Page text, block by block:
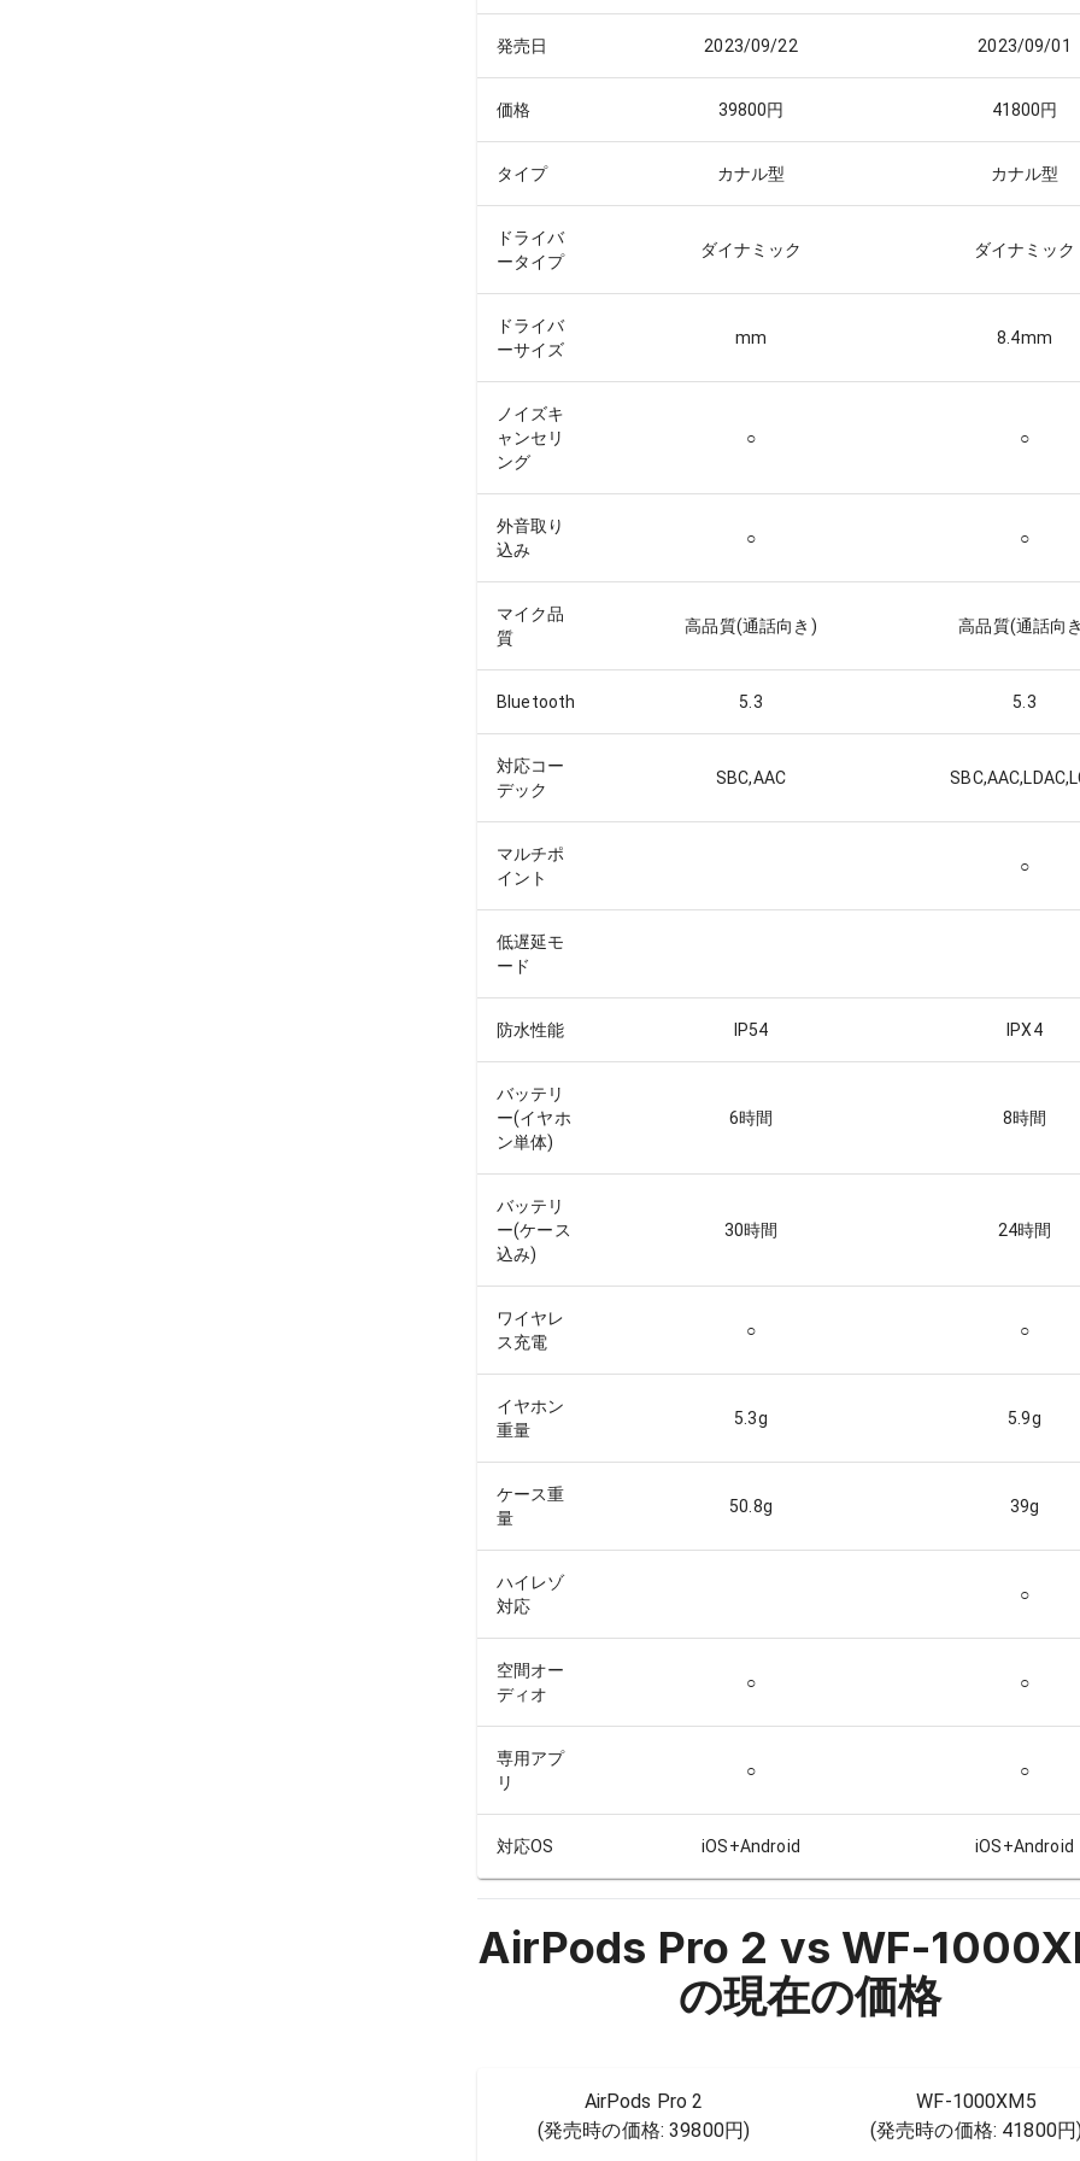
発売日 2023/09/22 2023/09/01
価格 39800円 41800円
タイプ カナル型 カナル型
ドライバ
ータイプ
ダイナミック ダイナミック
ドライバ
ーサイズ
mm 8.4mm
ノイズキ
ャンセリ
ング
○ ○
外音取り
込み
○ ○
マイク品
質
高品質(通話向き) 高品質(通話向
Bluetooth 5.3 5.3
対応コー
デック
SBC,AAC
マルチポ
イント
○
低遅延モ
ード
防水性能 IP54 IPX4
バッテリ
ー(イヤホ
ン単体)
6時間 8時間
バッテリ
ー(ケース
込み)
30時間 24時間
ワイヤレ
ス充電
○ ○
イヤホン
重量
5.3g 5.9g
ケース重
量
50.8g 39g
ハイレゾ
対応
○
空間オー
ディオ
○ ○
専用アプ
リ
○ ○
対応OS iOS+Android iOS+Android
AirPods Pro 2 vs WF-
の現在の価格
AirPods Pro 2
(発売時の価格:39800円)
WF-1000XM5
(発売時の価格: 41800円